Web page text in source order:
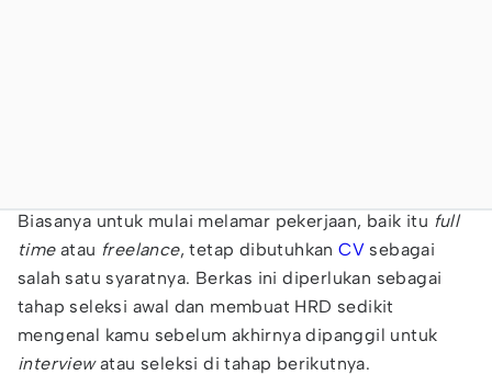
Biasanya untuk mulai melamar pekerjaan, baik itu full
timeatau freelance, tetap dibutuhkanCV sebagai
salah satu syaratnya. Berkas ini diperlukan sebagai
tahap seleksi awal dan membuat HRD sedikit
mengenal kamu sebelum akhirnya dipanggil untuk
interviewatau seleksi di tahap berikutnya.